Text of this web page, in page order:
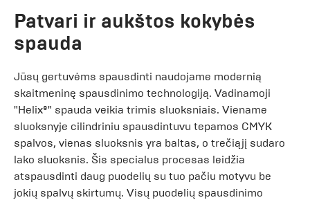
Patvari ir aukštos kokybės
spauda
Jūsų gertuvėms spausdinti naudojame modernią
skaitmeninę spausdinimo technologiją. Vadinamoji
"Helix®" spauda veikia trimis sluoksniais. Viename
sluoksnyje cilindriniu spausdintuvu tepamos CMYK
spalvos, vienas sluoksnis yra baltas, o trečiąjį sudaro
lako sluoksnis. Šis specialus procesas leidžia
atspausdinti daug puodelių su tuo pačiu motyvu be
jokių spalvų skirtumų. Visų puodelių spausdinimo